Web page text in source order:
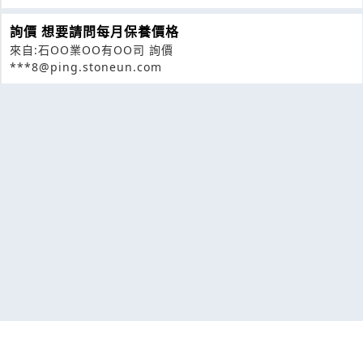
詢價 想要請問每月保養價格
來自:石OO業OO有OO司 詢價
***8@ping.stoneun.com